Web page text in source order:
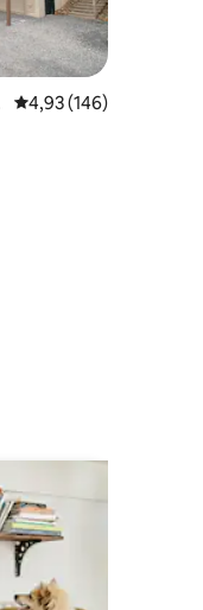
Prosječna ocjena:
4,93 (146)